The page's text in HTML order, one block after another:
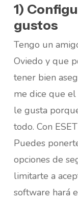
1)
gustos
Tengo un
Oviedo y que
tener bien
me dice que
le gusta
todo. Con
Puedes
opciones de
limitarte a
software hará